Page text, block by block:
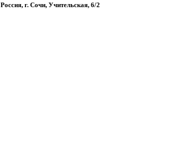
Россия, г. Сочи, Учительская, 6/2